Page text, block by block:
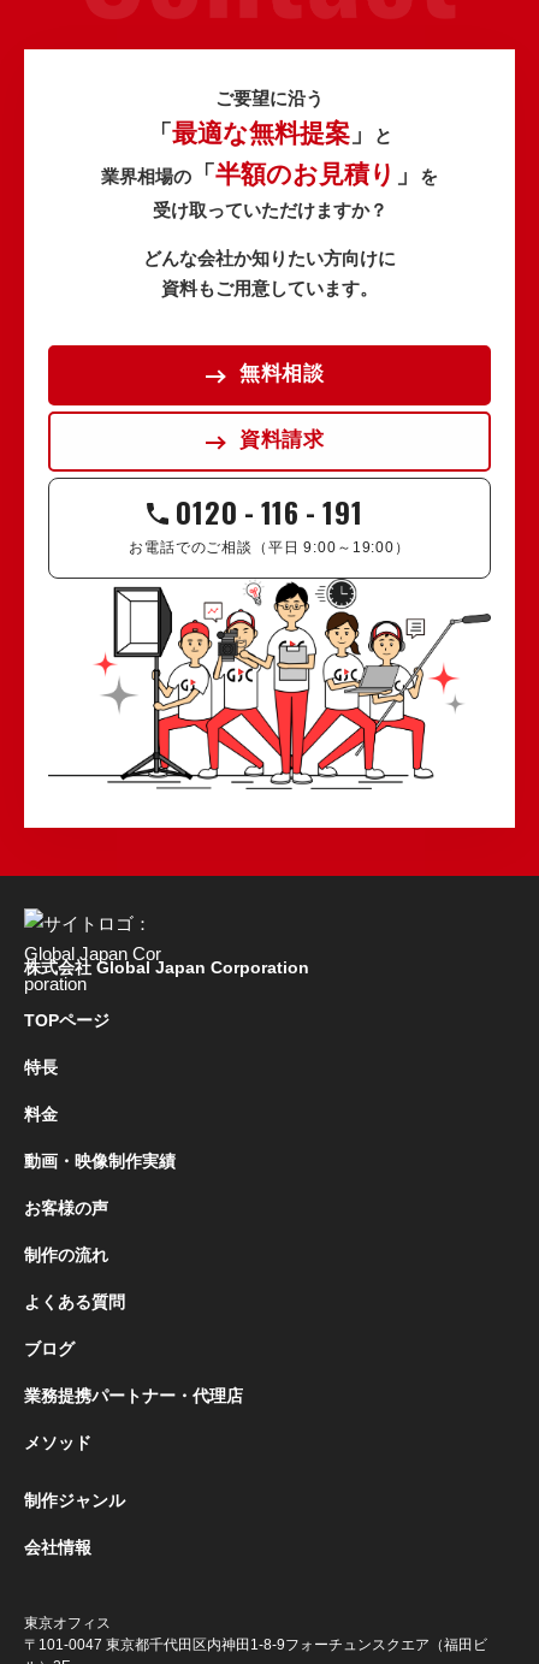
ご要望に沿う
「 最適な無料提案」
と
業界相場の
「 半額のお見積り 」
を
受け取っていただけますか？
どんな会社か知りたい方向けに
資料もご用意しています。
無料相談
資料請求
0120 -116 -191
お電話でのご相談（平日 9:00～19:00）
株式会社 Global Japan Corporation
TOPページ
特長
料金
動画・映像制作実績
お客様の声
制作の流れ
よくある質問
ブログ
業務提携パートナー・代理店
メソッド
制作ジャンル
会社情報
東京オフィス
〒101-0047 東京都千代田区内神田1-8-9フォーチュンスクエア（福田ビ